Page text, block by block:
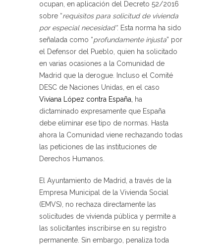
ocupan, en aplicación del Decreto 52/2016
sobre “requisitos para solicitud de vivienda
por especial necesidad”. Esta norma ha sido
señalada como “profundamente injusta” por
el Defensor del Pueblo, quien ha solicitado
en varias ocasiones a la Comunidad de
Madrid que la derogue. Incluso el Comité
DESC de Naciones Unidas, en el caso
Viviana López contra España, ha
dictaminado expresamente que España
debe eliminar ese tipo de normas. Hasta
ahora la Comunidad viene rechazando todas
las peticiones de las instituciones de
Derechos Humanos.
El Ayuntamiento de Madrid, a través de la
Empresa Municipal de la Vivienda Social
(EMVS), no rechaza directamente las
solicitudes de vivienda pública y permite a
las solicitantes inscribirse en su registro
permanente. Sin embargo, penaliza toda